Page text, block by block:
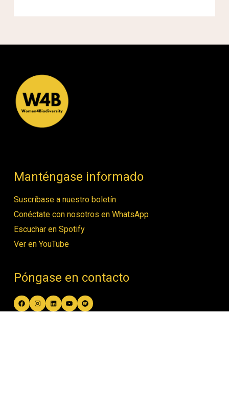
Manténgase informado
Suscríbase a nuestro boletín
Conéctate con nosotros en WhatsApp
Escuchar en Spotify
Ver en YouTube
Póngase en contacto
Facebook
Instagram
LinkedIn
YouTube
Spotify